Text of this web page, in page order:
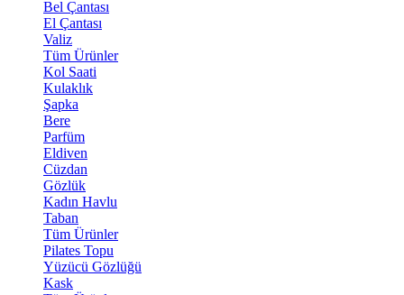
Bel Çantası
El Çantası
Valiz
Tüm Ürünler
Kol Saati
Kulaklık
Şapka
Bere
Parfüm
Eldiven
Cüzdan
Gözlük
Kadın Havlu
Taban
Tüm Ürünler
Pilates Topu
Yüzücü Gözlüğü
Kask